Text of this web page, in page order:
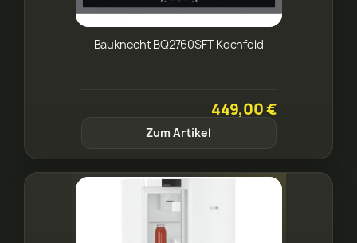
Bauknecht BQ2760SFT Kochfeld
449,00 €
Zum Artikel